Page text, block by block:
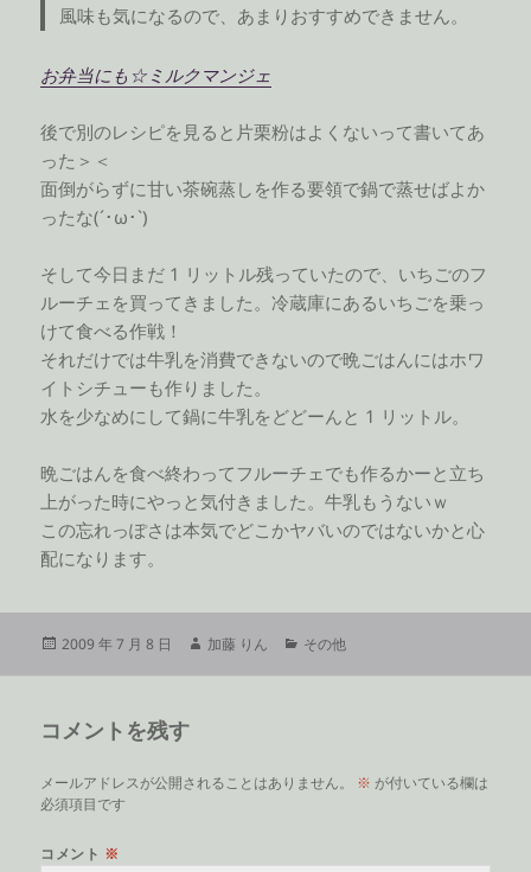
風味も気になるので、あまりおすすめできません。
お弁当にも☆ミルクマンジェ
後で別のレシピを見ると片栗粉はよくないって書いてあ
った＞＜
面倒がらずに甘い茶碗蒸しを作る要領で鍋で蒸せばよか
ったな(´･ω･`)
そして今日まだ 1 リットル残っていたので、いちごのフ
ルーチェを買ってきました。冷蔵庫にあるいちごを乗っ
けて食べる作戦！
それだけでは牛乳を消費できないので晩ごはんにはホワ
イトシチューも作りました。
水を少なめにして鍋に牛乳をどどーんと 1 リットル。
晩ごはんを食べ終わってフルーチェでも作るかーと立ち
上がった時にやっと気付きました。牛乳もうないｗ
この忘れっぽさは本気でどこかヤバいのではないかと心
配になります。
投
2009 年 7 月 8 日
作
加藤 りん
カ
その他
コメントを残す
メールアドレスが公開されることはありません。 ※ が付いている欄は
必須項目です
コメント ※